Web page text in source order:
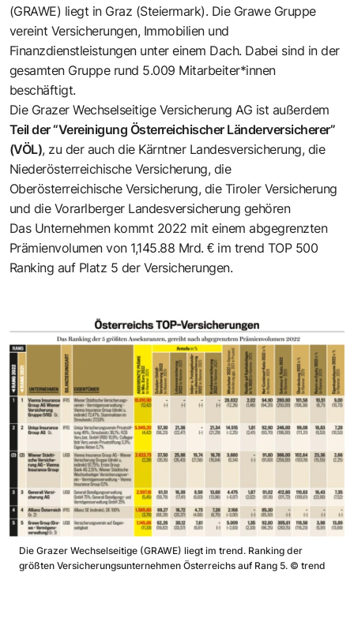
(GRAWE) liegt in Graz (Steiermark). Die Grawe Gruppe
vereint Versicherungen, Immobilien und
Finanzdienstleistungen unter einem Dach. Dabei sind in der
gesamten Gruppe rund 5.009 Mitarbeiter*innen
beschäftigt.
Die Grazer Wechselseitige Versicherung AG ist außerdem
Teil der “Vereinigung Österreichischer Länderversicherer”
(VÖL), zu der auch die Kärntner Landesversicherung, die
Niederösterreichische Versicherung, die
Oberösterreichische Versicherung, die Tiroler Versicherung
und die Vorarlberger Landesversicherung gehören
Das Unternehmen kommt 2022 mit einem abgegrenzten
Prämienvolumen von 1,145.88 Mrd. € im trend TOP 500
Ranking auf Platz 5 der Versicherungen.
Die Grazer Wechselseitige (GRAWE) liegt im trend. Ranking der
größten Versicherungsunternehmen Österreichs auf Rang 5. © trend